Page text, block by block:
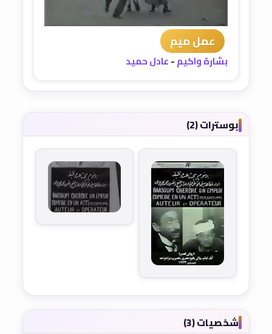
عمل ميم
بشارة واكيم-عادل حميد
بوسترات (2)
شخصيات (3)